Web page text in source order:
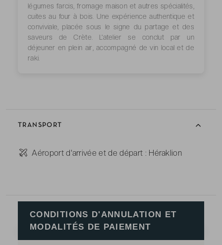
légumes farcis, fromage maison et autres spécialités,
cuites au four à bois. Une expérience authentique et
conviviale, placée sous le signe du partage et des
saveurs de Crète. L'atelier se conclut par un
déjeuner en plein air, accompagné de vin local et de
raki.
TRANSPORT
-Aéroport d'arrivée et de départ : Héraklion
CONDITIONS D'ANNULATION ET
MODALITÉS DE PAIEMENT